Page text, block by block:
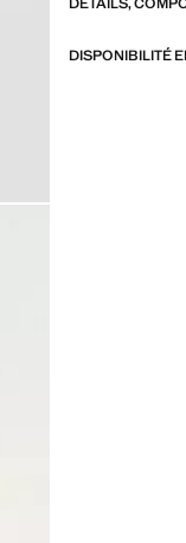
DISPONIBILITÉ